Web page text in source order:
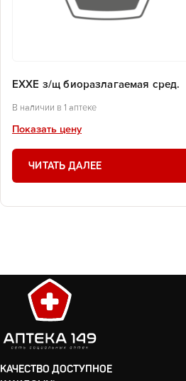
EXXE з/щ биоразлагаемая сред.
В наличии в 1 аптеке
Показать цену
ЧИТАТЬ ДАЛЕЕ
КАЧЕСТВО ДОСТУПНОЕ